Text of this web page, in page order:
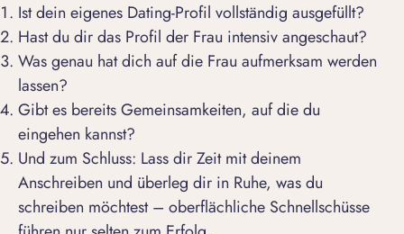
Ist dein eigenes Dating-Profil vollständig ausgefüllt?
Hast du dir das Profil der Frau intensiv angeschaut?
Was genau hat dich auf die Frau aufmerksam werden
lassen?
Gibt es bereits Gemeinsamkeiten, auf die du
eingehen kannst?
Und zum Schluss: Lass dir Zeit mit deinem
Anschreiben und überleg dir in Ruhe, was du
schreiben möchtest – oberflächliche Schnellschüsse